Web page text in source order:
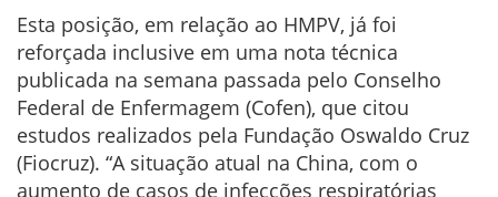
Esta posição, em relação ao HMPV, já foi
reforçada inclusive em uma nota técnica
publicada na semana passada pelo Conselho
Federal de Enfermagem (Cofen), que citou
estudos realizados pela Fundação Oswaldo Cruz
(Fiocruz). “A situação atual na China, com o
aumento de casos de infecções respiratórias